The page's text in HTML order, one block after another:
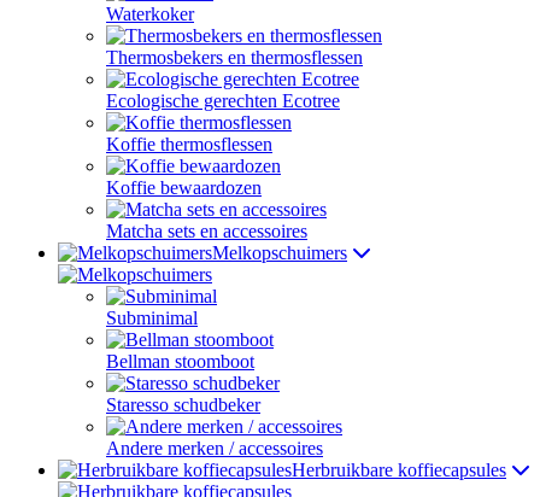
Waterkoker
Thermosbekers en thermosflessen
Ecologische gerechten Ecotree
Koffie thermosflessen
Koffie bewaardozen
Matcha sets en accessoires
Melkopschuimers
Subminimal
Bellman stoomboot
Staresso schudbeker
Andere merken / accessoires
Herbruikbare koffiecapsules